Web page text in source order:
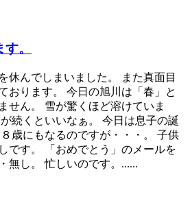
。
休んでしまいました。 また真面目
おります。 今日の旭川は「春」と
せん。 雪が驚くほど溶けていま
続くといいなぁ。 今日は息子の誕
歳にもなるのですが・・・。 子供
です。 「おめでとう」のメールを
無し。 忙しいのです。......